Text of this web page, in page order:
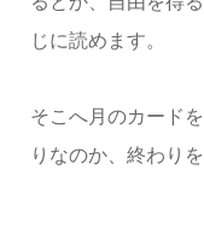
じに読めます。
そこへ月のカード
りなのか、終わり